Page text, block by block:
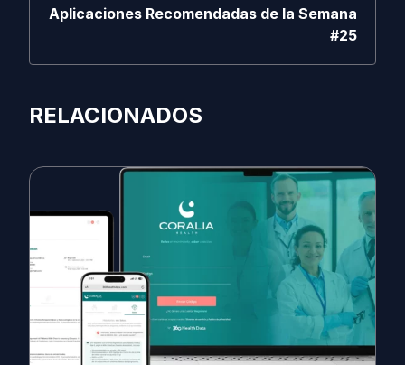
Aplicaciones Recomendadas de la Semana
#25
RELACIONADOS